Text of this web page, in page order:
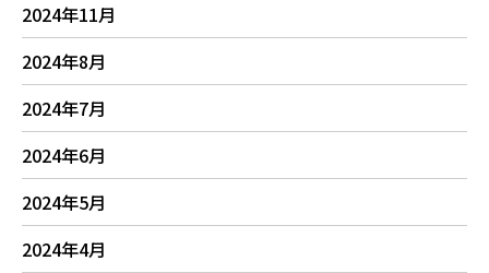
2024年11月
2024年8月
2024年7月
2024年6月
2024年5月
2024年4月